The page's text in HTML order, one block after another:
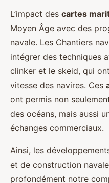
L’impact des cartes
Moyen Âge avec des
navale. Les Chantiers
intégrer des techniques
clinker et le skeid, qui
vitesse des navires. Ces
ont permis non
des océans, mais aussi
échanges commerciaux.
Ainsi, les
et de construction
profondément notre